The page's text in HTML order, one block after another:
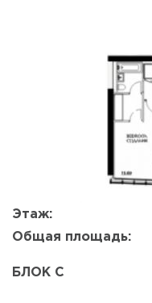
Этаж:
Общая площадь:
БЛОК C